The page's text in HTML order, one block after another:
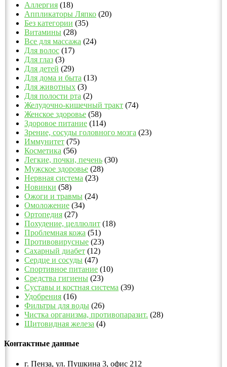
Аллергия (18)
Аппликаторы Ляпко (20)
Без категории (35)
Витамины (28)
Все для массажа (24)
Для волос (17)
Для глаз (3)
Для детей (29)
Для дома и быта (13)
Для животных (3)
Для полости рта (2)
Желудочно-кишечный тракт (74)
Женское здоровье (58)
Здоровое питание (114)
Зрение, сосуды головного мозга (23)
Иммунитет (75)
Косметика (56)
Легкие, почки, печень (30)
Мужское здоровье (28)
Нервная система (23)
Новинки (58)
Ожоги и травмы (24)
Омоложение (34)
Ортопедия (27)
Похудение, целлюлит (18)
Проблемная кожа (51)
Противовирусные (23)
Сахарный диабет (12)
Сердце и сосуды (47)
Спортивное питание (10)
Средства гигиены (23)
Суставы и костная система (39)
Удобрения (16)
Фильтры для воды (26)
Чистка организма, противопаразит. (28)
Щитовидная железа (4)
Контактные данные
г. Пенза, ул. Пушкина 3, офис 212